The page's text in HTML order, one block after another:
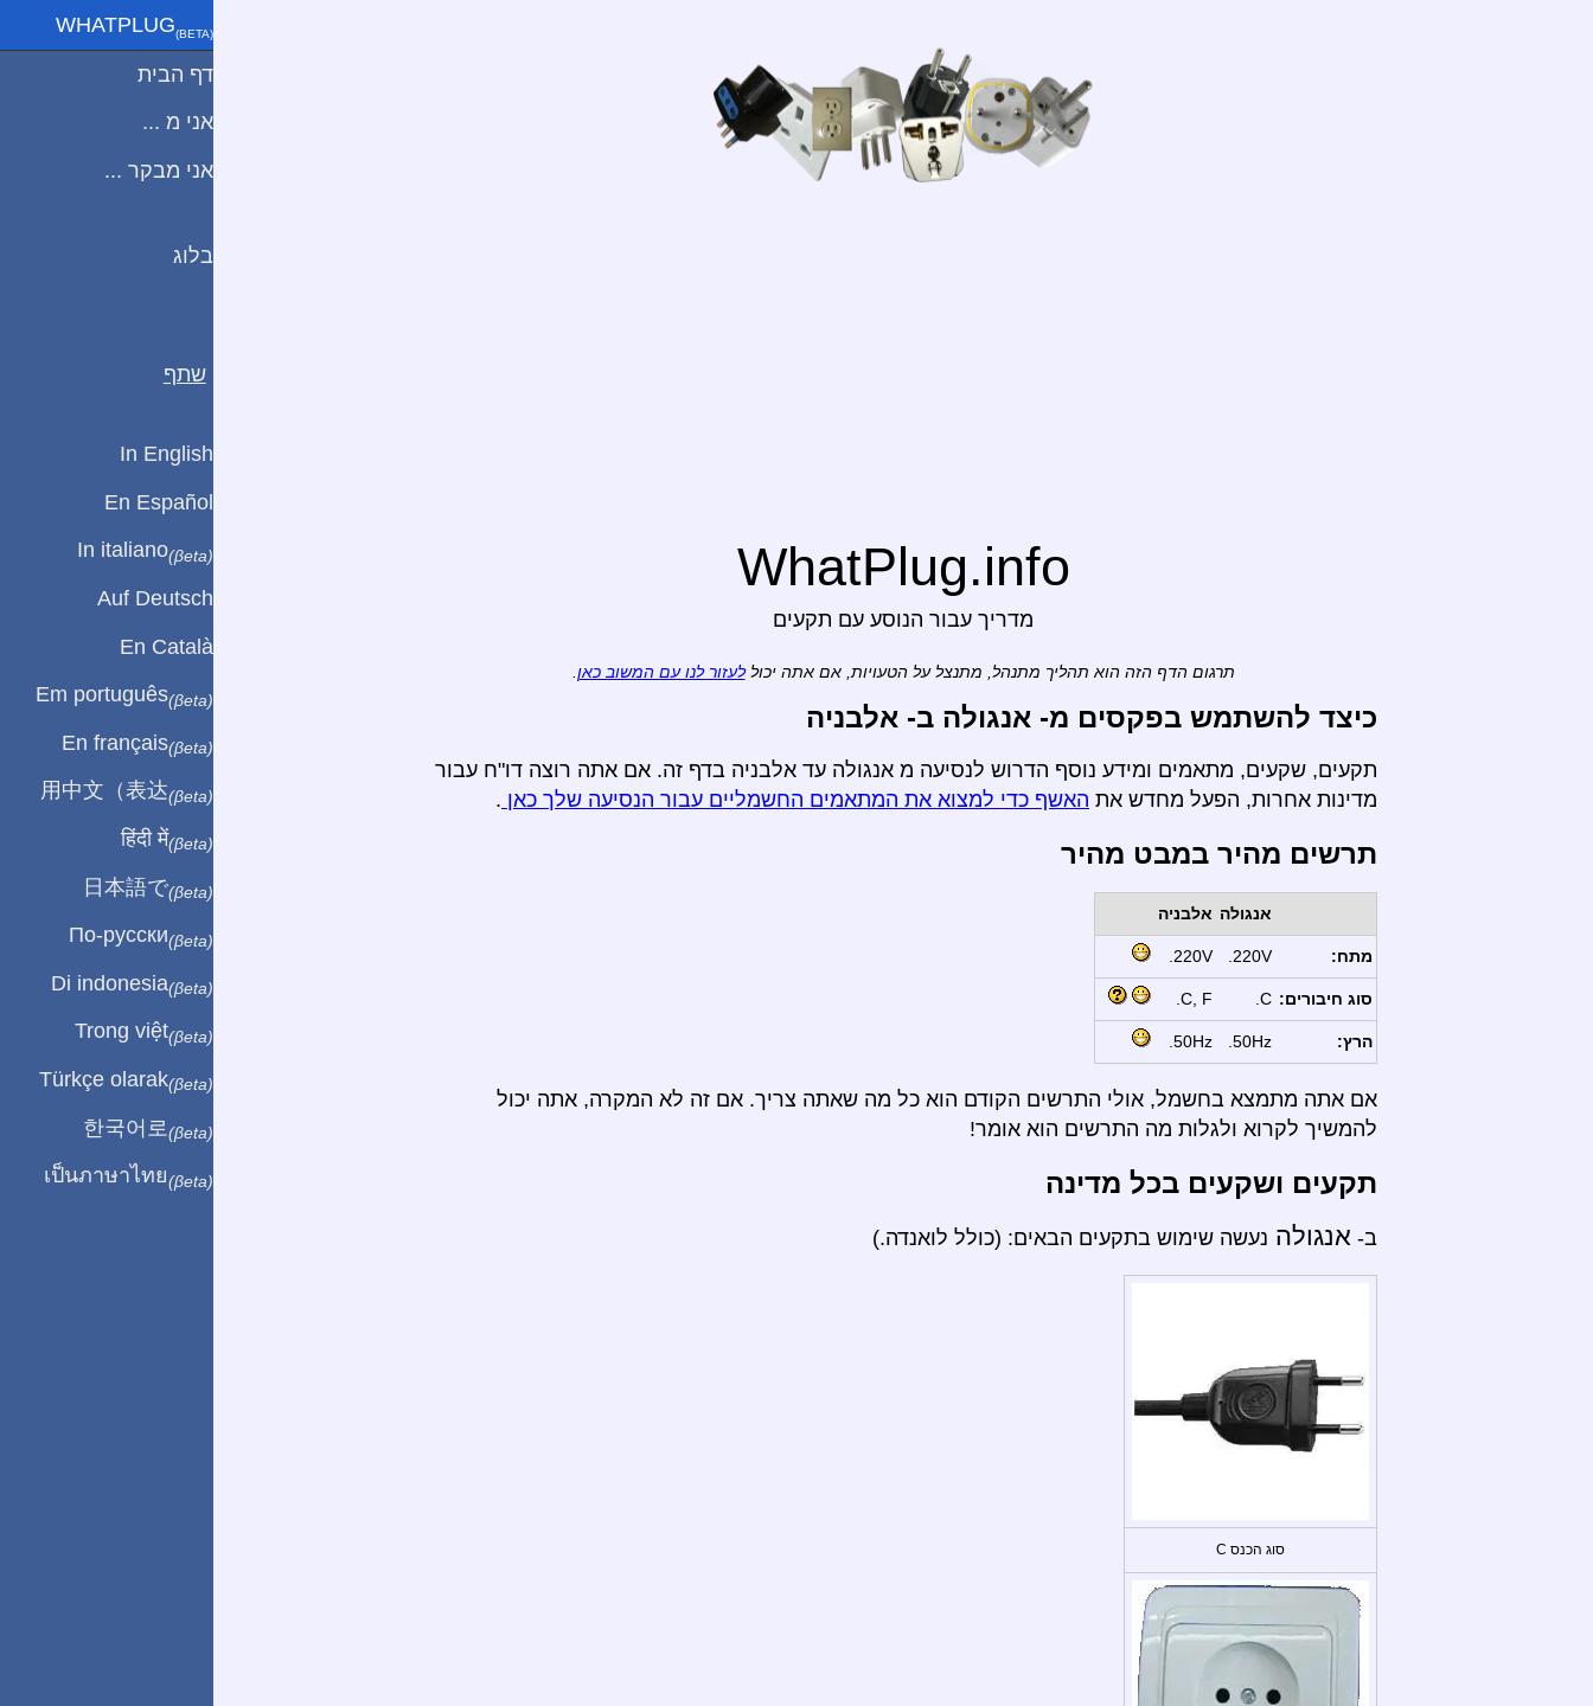
WhatPlug.info
מדריך עבור הנוסע עם תקעים
תרגום הדף הזה הוא תהליך מתנהל, מתנצל על הטעויות, אם אתה יכוללעזור לנו עם המשוב כאן
כיצד להשתמש בפקסים מ- אנגולה ב- אלבניה
תקעים, שקעים, מתאמים ומידע נוסף הדרוש לנסיעה מ אנגולה עד אלבניה בדף זה. אם אתה רוצה דו"ח עבור
מדינות אחרות, הפעל מחדש את האשף כדי למצוא את המתאמים החשמליים עבור הנסיעה שלך כאן .
תרשים מהיר במבט מהיר
אנגולה אלבניה
מתח: 220V.
220V.
סוג חיבורים: C.
C, F.
הרץ: 50Hz.
50Hz.
אם אתה מתמצא בחשמל, אולי התרשים הקודם הוא כל מה שאתה צריך. אם זה לא המקרה, אתה יכול
להמשיך לקרוא ולגלות מה התרשים הוא אומר!
תקעים ושקעים בכל מדינה
ב- אנגולה נעשה שימוש בתקעים הבאים: (כולל לואנדה.)
סוג הכנס C
WHATPLUG(ΒETA)
דף הבית
אני מ ...
אני מבקר ...
בלוג
שתף
In English
En Español
In italiano(βeta)
Auf Deutsch
En Català
Em português(βeta)
En français(βeta)
用中文（表达(βeta)
हिंदी में(βeta)
日本語で(βeta)
По-русски(βeta)
Di indonesia(βeta)
Trong việt(βeta)
Türkçe olarak(βeta)
한국어로 (βeta)
เป็นภาษาไทย(βeta)